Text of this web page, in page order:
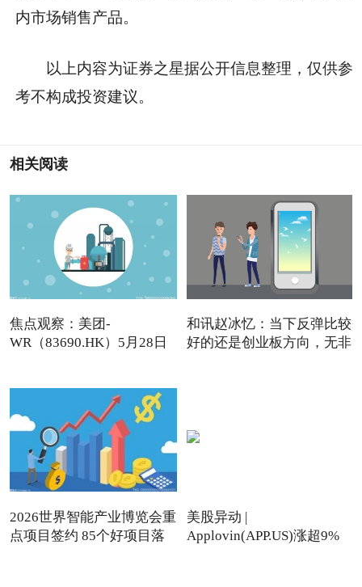
内市场销售产品。
以上内容为证券之星据公开信息整理，仅供参
考不构成投资建议。
相关阅读
焦点观察：美团-
WR（83690.HK）5月28日
和讯赵冰忆：当下反弹比较
好的还是创业板方向，无非
2026世界智能产业博览会重
点项目签约 85个好项目落
美股异动 |
Applovin(APP.US)涨超9%